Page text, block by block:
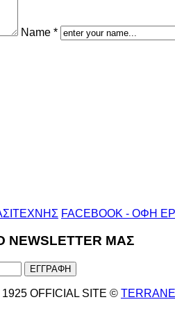
Name *
FACEBOOK - ΟΦΗ
NEWSLETTER ΜΑΣ
OFFICIAL SITE ©